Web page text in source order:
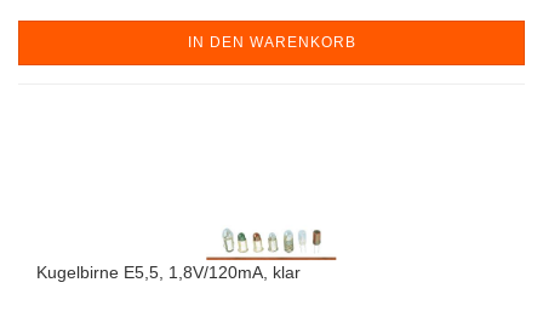
IN DEN WARENKORB
Kugelbirne E5,5, 1,8V/120mA, klar